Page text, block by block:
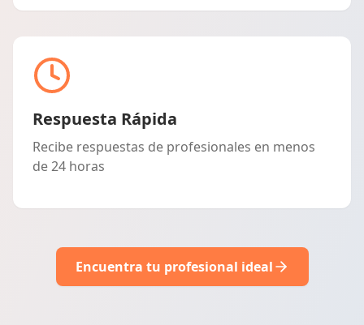
Respuesta Rápida
Recibe respuestas de profesionales en menos
de 24 horas
Encuentra tu profesional ideal